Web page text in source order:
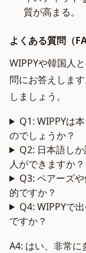
質が高まる。
よくある質問（
WIPPYや韓国人
問にお答えしま
しましょう。
Q1: WIPPYは
のでしょうか？
Q2: 日本語し
人ができますか？
Q3: ペアーズ
的ですか？
Q4: WIPPYで
ですか？
A4: はい、非常